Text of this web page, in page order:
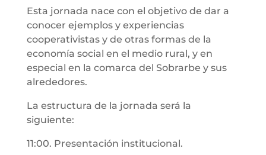
Esta jornada nace con el objetivo de dar a
conocer ejemplos y experiencias
cooperativistas y de otras formas de la
economía social en el medio rural, y en
especial en la comarca del Sobrarbe y sus
alrededores.
La estructura de la jornada será la
siguiente:
11:00. Presentación institucional.